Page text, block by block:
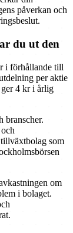
påverkan och
du ut den
i förhållande till
per aktie
4 kr i årlig
branscher.
som
om
i bolaget.